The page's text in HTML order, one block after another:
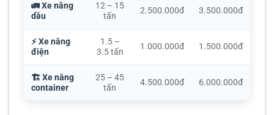
🚛 Xe nâng
dầu
12 – 15
tấn
2.500.000đ 3.500.000đ
⚡ Xe nâng
điện
1.5 –
3.5 tấn
1.000.000đ 1.500.000đ
🏗️ Xe nâng
container
25 – 45
tấn
4.500.000đ 6.000.000đ